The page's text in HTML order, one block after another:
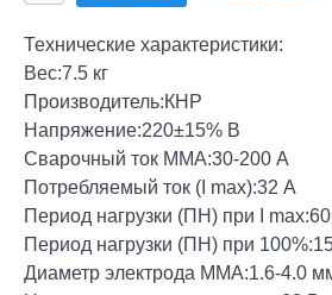
Технические характеристики:
Вес:7.5 кг
Производитель:КНР
Напряжение:220±15% В
Сварочный ток MMA:30-200 А
Потребляемый ток (I max):32 А
Период нагрузки (ПН) при I
Период нагрузки (ПН) при
Диаметр электрода MMA:1.6-4.0